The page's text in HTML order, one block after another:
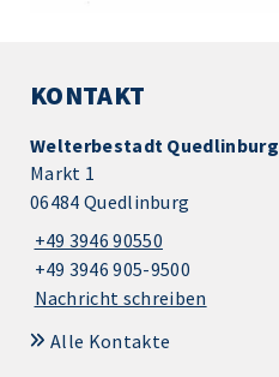
KONTAKT
Welterbestadt Quedlinburg
Markt 1
06484 Quedlinburg
+49 3946 90550
+49 3946 905-9500
Nachricht schreiben
Alle Kontakte